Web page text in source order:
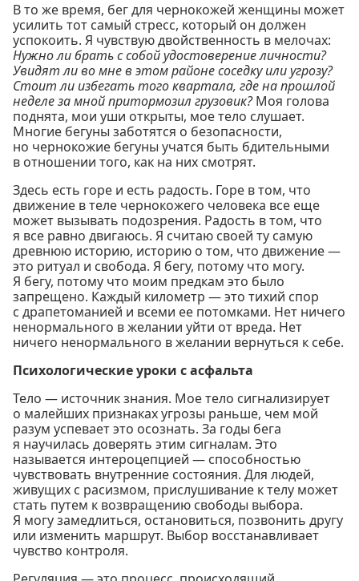
В то же время, бег для чернокожей женщины может
усилить тот самый стресс, который он должен
успокоить. Я чувствую двойственность в мелочах:
Нужно ли брать с собой удостоверение личности?
Увидят ли во мне в этом районе соседку или угрозу?
Стоит ли избегать того квартала, где на прошлой
неделе за мной притормозил грузовик?Моя голова
поднята, мои уши открыты, мое тело слушает.
Многие бегуны заботятся о безопасности,
но чернокожие бегуны учатся быть бдительными
в отношении того, как на них смотрят.
Здесь есть горе и есть радость. Горе в том, что
движение в теле чернокожего человека все еще
может вызывать подозрения. Радость в том, что
я все равно двигаюсь. Я считаю своей ту самую
древнюю историю, историю о том, что движение —
это ритуал и свобода. Я бегу, потому что могу.
Я бегу, потому что моим предкам это было
запрещено. Каждый километр — это тихий спор
с драпетоманией и всеми ее потомками. Нет ничего
ненормального в желании уйти от вреда. Нет
ничего ненормального в желании вернуться к себе.
Психологические уроки с асфальта
Тело — источник знания. Мое тело сигнализирует
о малейших признаках угрозы раньше, чем мой
разум успевает это осознать. За годы бега
я научилась доверять этим сигналам. Это
называется интероцепцией — способностью
чувствовать внутренние состояния. Для людей,
живущих с расизмом, прислушивание к телу может
стать путем к возвращению свободы выбора.
Я могу замедлиться, остановиться, позвонить другу
или изменить маршрут. Выбор восстанавливает
чувство контроля.